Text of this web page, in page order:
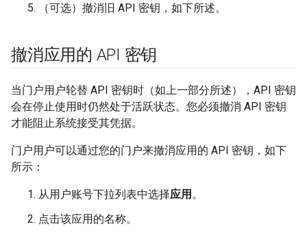
（可选）撤消旧 API 密钥，如下所述。
撤消应用的 API 密钥
当门户用户轮替 API 密钥时（如上一部分所述），API 密钥
会在停止使用时仍然处于活跃状态。您必须撤消 API 密钥
才能阻止系统接受其凭据。
门户用户可以通过您的门户来撤消应用的 API 密钥，如下
所示：
从用户账号下拉列表中选择应用 。
点击该应用的名称。